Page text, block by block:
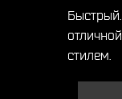
стилем.